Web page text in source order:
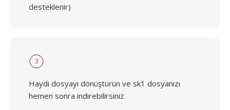
desteklenir)
3
Haydi dosyayı dönüştürün ve sk1 dosyanızı
hemen sonra indirebilirsiniz